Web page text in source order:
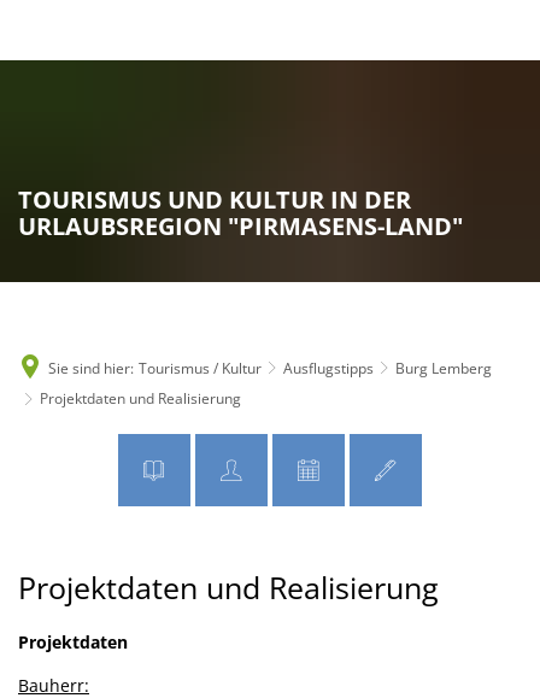
TOURISMUS UND KULTUR IN DER
URLAUBSREGION "PIRMASENS-LAND"
Sie sind hier: Tourismus / Kultur Ausflugstipps
Burg Lemberg
Projektdaten und Realisierung
Projektdaten
und
Realisierung
Projektdaten und Realisierung
Projektdaten
Bauherr: